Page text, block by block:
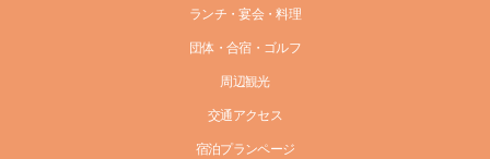
ランチ・宴会・料理
団体・合宿・ゴルフ
周辺観光
交通アクセス
宿泊プランページ